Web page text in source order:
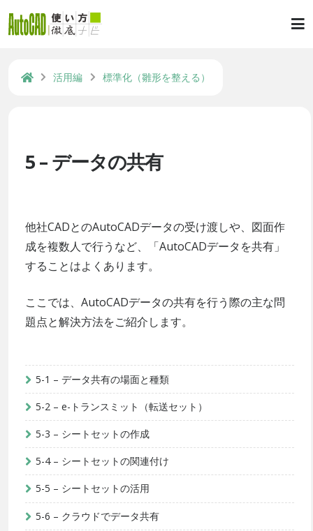
活用編 標準化（雛形を整える）
5 – データの共有
他社CADとのAutoCADデータの受け渡しや、図面作
成を複数人で行うなど、「AutoCADデータを共有」
することはよくあります。
ここでは、AutoCADデータの共有を行う際の主な問
題点と解決方法をご紹介します。
5-1 – データ共有の場面と種類
5-2 – e-トランスミット（転送セット）
5-3 – シートセットの作成
5-4 – シートセットの関連付け
5-5 – シートセットの活用
5-6 – クラウドでデータ共有